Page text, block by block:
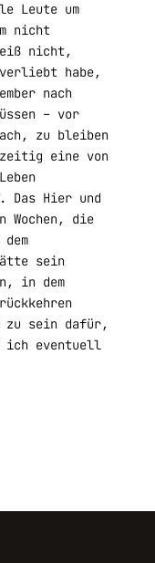
Leute um
nicht
nicht,
habe,
nach
– vor
zu bleiben
eine von
Das Hier und
die
sein
in dem
zu sein dafür,
ich eventuell